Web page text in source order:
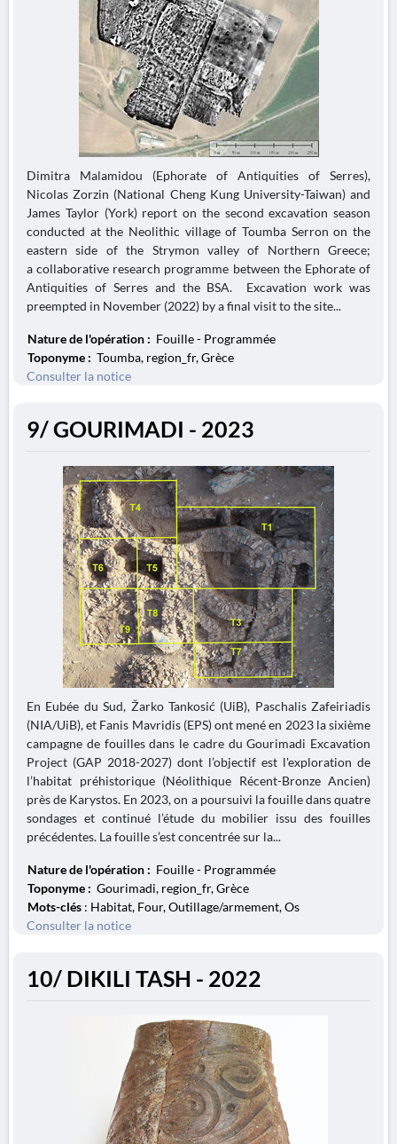
Dimitra Malamidou (Ephorate of Antiquities of Serres),
Nicolas Zorzin (National Cheng Kung University-Taiwan) and
James Taylor (York) report on the second excavation season
conducted at the Neolithic village of Toumba Serron on the
eastern side of the Strymon valley of Northern Greece;
a collaborative research programme between the Ephorate of
Antiquities of Serres and the BSA. Excavation work was
preempted in November (2022) by a final visit to the site...
Nature de l'opération : Fouille - Programmée
Toponyme : Toumba, region_fr, Grèce
Consulter la notice
9/ GOURIMADI - 2023
En Eubée du Sud, Žarko Tankosić (UiB), Paschalis Zafeiriadis
(NIA/UiB), et Fanis Mavridis (EPS) ont mené en 2023 la sixième
campagne de fouilles dans le cadre du Gourimadi Excavation
Project (GAP 2018-2027) dont l’objectif est l'exploration de
l’habitat préhistorique (Néolithique Récent-Bronze Ancien)
près de Karystos. En 2023, on a poursuivi la fouille dans quatre
sondages et continué l’étude du mobilier issu des fouilles
précédentes. La fouille s’est concentrée sur la...
Nature de l'opération : Fouille - Programmée
Toponyme : Gourimadi, region_fr, Grèce
Mots-clés : Habitat, Four, Outillage/armement, Os
Consulter la notice
10/ DIKILI TASH - 2022